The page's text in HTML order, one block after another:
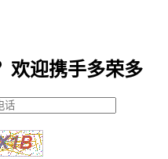
欢迎携手多荣多